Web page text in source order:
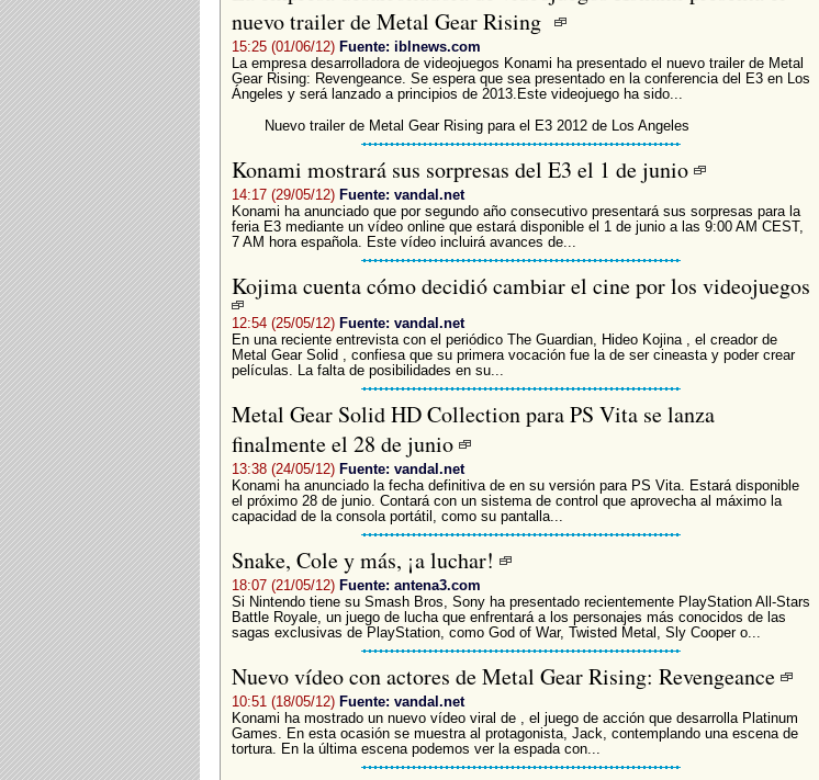
nuevo trailer de Metal Gear Rising
15:25 (01/06/12) Fuente: iblnews.com
La empresa desarrolladora de videojuegos Konami ha presentado el nuevo trailer de Metal
Gear Rising: Revengeance. Se espera que sea presentado en la conferencia del E3 en Los
Ángeles y será lanzado a principios de 2013.Este videojuego ha sido...
Nuevo trailer de Metal Gear Rising para el E3 2012 de Los Angeles
Konami mostrará sus sorpresas del E3 el 1 de junio
14:17 (29/05/12) Fuente: vandal.net
Konami ha anunciado que por segundo año consecutivo presentará sus sorpresas para la
feria E3 mediante un vídeo online que estará disponible el 1 de junio a las 9:00 AM CEST,
7 AM hora española. Este vídeo incluirá avances de...
Kojima cuenta cómo decidió cambiar el cine por los videojuegos
12:54 (25/05/12) Fuente: vandal.net
En una reciente entrevista con el periódico The Guardian, Hideo Kojina , el creador de
Metal Gear Solid , confiesa que su primera vocación fue la de ser cineasta y poder crear
películas. La falta de posibilidades en su...
Metal Gear Solid HD Collection para PS Vita se lanza
finalmente el 28 de junio
13:38 (24/05/12) Fuente: vandal.net
Konami ha anunciado la fecha definitiva de en su versión para PS Vita. Estará disponible
el próximo 28 de junio. Contará con un sistema de control que aprovecha al máximo la
capacidad de la consola portátil, como su pantalla...
Snake, Cole y más, ¡a luchar!
18:07 (21/05/12) Fuente: antena3.com
Si Nintendo tiene su Smash Bros, Sony ha presentado recientemente PlayStation All-Stars
Battle Royale, un juego de lucha que enfrentará a los personajes más conocidos de las
sagas exclusivas de PlayStation, como God of War, Twisted Metal, Sly Cooper o...
Nuevo vídeo con actores de Metal Gear Rising: Revengeance
10:51 (18/05/12) Fuente: vandal.net
Konami ha mostrado un nuevo vídeo viral de , el juego de acción que desarrolla Platinum
Games. En esta ocasión se muestra al protagonista, Jack, contemplando una escena de
tortura. En la última escena podemos ver la espada con...